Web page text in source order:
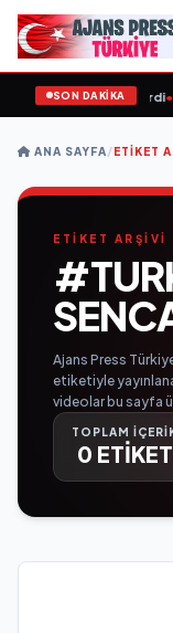
SON DAKİKA
yaşında yaşamını yitirdi•
ANA SAYFA/ETIKET
ETİKET ARŞİVİ
Ajans Press
etiketiyle
videolar bu sayfa
TOPLAM
0 ETİKET